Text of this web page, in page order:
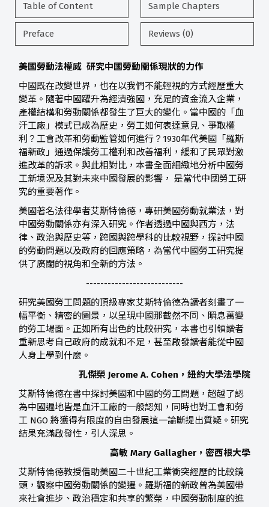
Table of Content Sample Chapters
Preface Reviews (0)
美國勞動法權威 研究中國勞動關係現狀的力作
中國既在改變世界，也在以我們不能輕視的方式經歷重大
變革。隨著中國躍升為經濟強國，充足的資金流入企業，
產權結構和勞動關係都發生了巨大的變化。當中國的「血
汗工廠」模式已成為歷史，勞工如何表達意見、爭取權
利？工會改革和勞動監管如何進行？1930年代美國「羅斯
福新政」通過保護勞工權利和改善福利，緩和了民眾對激
進改革的訴求。與此相對比，本書全面細緻地分析中國勞
工新境況及其對未來中國發展的影響， 是當代中國勞工研
究的重要著作。
美國著名法律學者艾斯特倫德，專研美國勞動就業法，對
中國勞動關係亦有深入研究。作者透過中國與西方，法
律、政治與歷史等，跨國與跨學科的比較視野，探討中國
的勞動問題以及政府的回應策略，為當代中國勞工研究提
供了廣闊的視角和全新的方法。
---------------------------
研究美國勞工問題的頂級專家艾斯特倫德為讀者刻畫了一
幅平衡、精密的圖景，以呈現中國那截然不同、瞬息萬變
的勞工場面。正如所有出色的比較研究，本書也引領讀者
重新思考自己政府的成就和不足，甚至啟發讀者能從中國
人身上學到什麼。
孔傑榮 Jerome A. Cohen，紐約大學法學院
艾斯特倫德在書中探討美國和中國的勞工問題，超越了認
為中國遍地皆是血汗工廠的一般認知，同時也對工會和勞
工 NGO 將獲得有限度的自由發展這一論斷提出質疑。研究
結果充滿啟發性，引人深思。
高敏 Mary Gallagher，密西根大學
艾斯特倫德教授借助美國二十世紀工業衝突經歷的比較鏡
頭，觀察中國勞動關係的變遷。羅斯福的新政曾為美國帶
來社會進步、政治穩定和共享的繁榮，中國勞動制度的進